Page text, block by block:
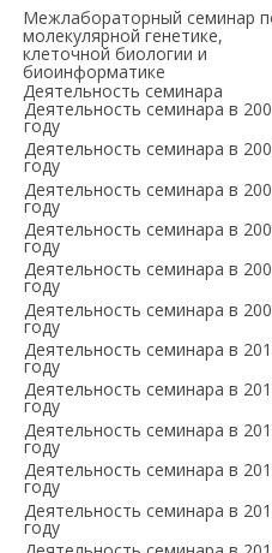
Межлабораторный семинар
молекулярной генетике,
клеточной биологии и
биоинформатике
Деятельность семинара
Деятельность семинара в
году
Деятельность семинара в
году
Деятельность семинара в
году
Деятельность семинара в
году
Деятельность семинара в
году
Деятельность семинара в
году
Деятельность семинара в
году
Деятельность семинара в
году
Деятельность семинара в
году
Деятельность семинара в
году
Деятельность семинара в
году